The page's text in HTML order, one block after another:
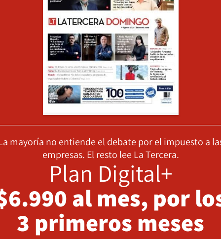
mayoría no entiende el debate por el impuesto a
empresas. El resto lee La Tercera.
Plan Digital+
al mes, por
3 primeros meses